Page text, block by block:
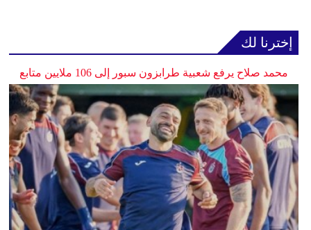
إخترنا لك
محمد صلاح يرفع شعبية طرابزون سبور إلى 106 ملايين متابع